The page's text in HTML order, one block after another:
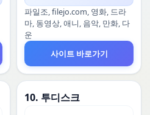
파일조, filejo.com, 영화, 드라
마, 동영상, 애니, 음악, 만화, 다
운
사이트 바로가기
10. 투디스크